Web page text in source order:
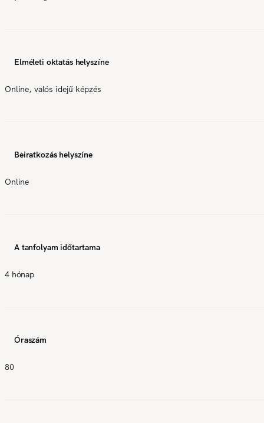
Elméleti oktatás helyszíne
Online, valós idejű képzés
Beiratkozás helyszíne
Online
A tanfolyam időtartama
4 hónap
Óraszám
80